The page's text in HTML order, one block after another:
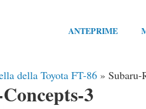
ANTEPRIME
della Toyota FT-86 » Subaru-
3